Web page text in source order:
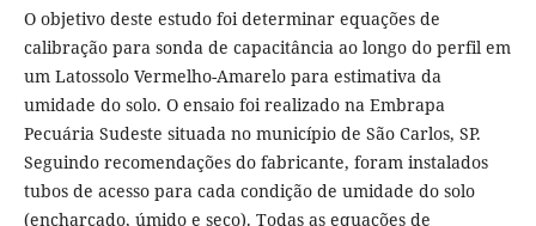
O objetivo deste estudo foi determinar equações de
calibração para sonda de capacitância ao longo do perfil em
um Latossolo Vermelho-Amarelo para estimativa da
umidade do solo. O ensaio foi realizado na Embrapa
Pecuária Sudeste situada no município de São Carlos, SP.
Seguindo recomendações do fabricante, foram instalados
tubos de acesso para cada condição de umidade do solo
(encharcado, úmido e seco). Todas as equações de